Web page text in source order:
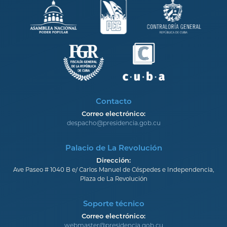
Contacto
Correo electrónico:
despacho@presidencia.gob.cu
Palacio de La Revolución
Dirección:
Ave Paseo # 1040 B e/ Carlos Manuel de Céspedes e Independencia,
Plaza de La Revolución
Soporte técnico
Correo electrónico:
webmaster@presidencia.gob.cu